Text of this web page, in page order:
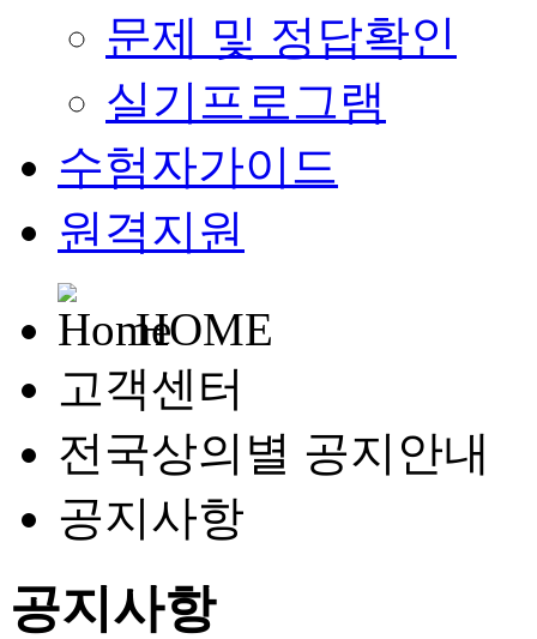
문제 및 정답확인
실기프로그램
수험자가이드
원격지원
HOME
고객센터
전국상의별 공지안내
공지사항
공지사항